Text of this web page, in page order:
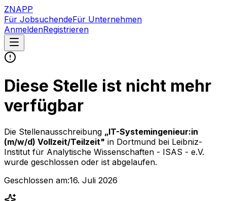
ZNAPP
Für JobsuchendeFür Unternehmen
AnmeldenRegistrieren
Diese Stelle ist nicht mehr
verfügbar
Die Stellenausschreibung „IT-Systemingenieur:in
(m/w/d) Vollzeit/Teilzeit" in Dortmund bei Leibniz-
Institut für Analytische Wissenschaften - ISAS - e.V.
wurde geschlossen oder ist abgelaufen.
Geschlossen am:16. Juli 2026